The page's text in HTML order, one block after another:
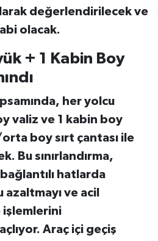
değerlendirilecek ve
olacak.
+ 1 Kabin Boy
her yolcu
valiz ve 1 kabin boy
boy sırt çantasıile
Bu sınırlandırma,
bağlantılı hatlarda
ve acil
işlemlerini
Araç içi geçiş